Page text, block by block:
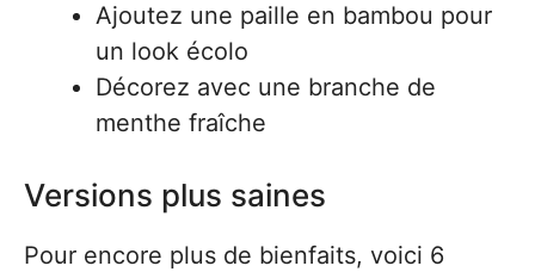
Ajoutez une paille en bambou pour
un look écolo
Décorez avec une branche de
menthe fraîche
Versions plus saines
Pour encore plus de bienfaits, voici 6